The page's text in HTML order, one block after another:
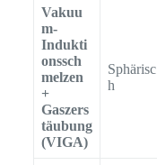
Vakuu
m-
Indukti
onssch
melzen
+
Gaszers
täubung
(VIGA)
Sphärisc
h